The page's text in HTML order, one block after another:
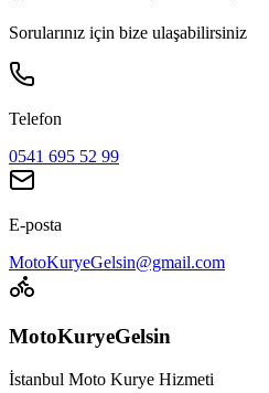
Sorularınız için bize ulaşabilirsiniz
Telefon
0541 695 52 99
E-posta
MotoKuryeGelsin@gmail.com
MotoKuryeGelsin
İstanbul Moto Kurye Hizmeti